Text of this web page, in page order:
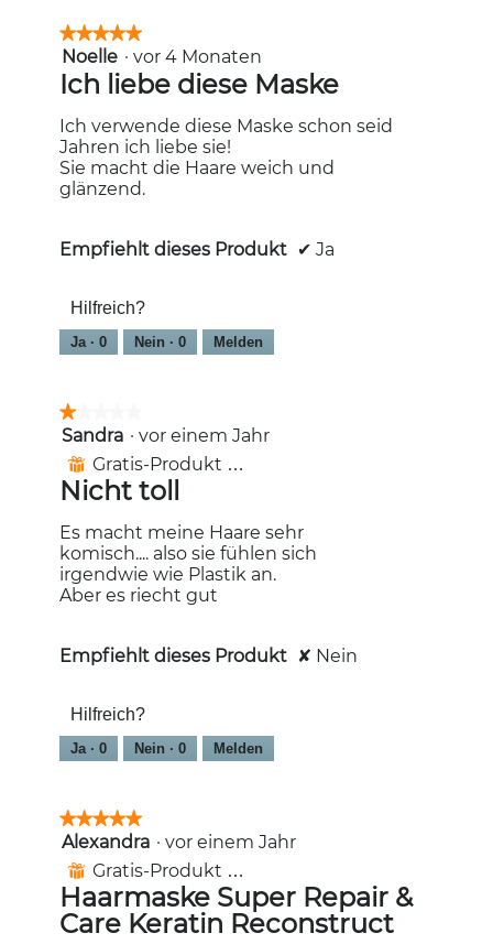
★★★★★
★★★★★
5
von
5
Sternen.
Noelle · vor 4 Monaten
Ich liebe diese Maske
Ich verwende diese Maske schon seid
Jahren ich liebe sie!
Sie macht die Haare weich und
glänzend.
Empfiehlt dieses Produkt ✔ Ja
Hilfreich?
Ja · 0 Nein · 0 Melden
★★★★★
★★★★★
1
von
Sternen.
Sandra · vor einem Jahr
⊞ Gratis-Produkt erhalten
Nicht toll
Es macht meine Haare sehr
komisch.... also sie fühlen sich
irgendwie wie Plastik an.
Aber es riecht gut
Empfiehlt dieses Produkt ✘ Nein
Hilfreich?
Ja · 0 Nein · 0 Melden
★★★★★
★★★★★
5
von
Sternen.
Alexandra · vor einem Jahr
⊞ Gratis-Produkt erhalten
Haarmaske Super Repair &
Care Keratin Reconstruct